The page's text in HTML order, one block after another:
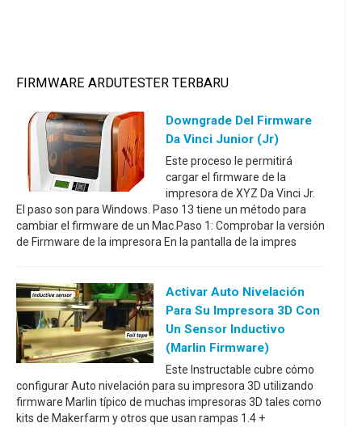
FIRMWARE ARDUTESTER TERBARU
Downgrade Del Firmware
Da Vinci Junior (Jr)
Este proceso le permitirá
cargar el firmware de la
impresora de XYZ Da Vinci Jr.
El paso son para Windows. Paso 13 tiene un método para
cambiar el firmware de un Mac.Paso 1: Comprobar la versión
de Firmware de la impresora En la pantalla de la impres
Activar Auto Nivelación
Para Su Impresora 3D Con
Un Sensor Inductivo
(Marlin Firmware)
Este Instructable cubre cómo
configurar Auto nivelación para su impresora 3D utilizando
firmware Marlin típico de muchas impresoras 3D tales como
kits de Makerfarm y otros que usan rampas 1.4 +